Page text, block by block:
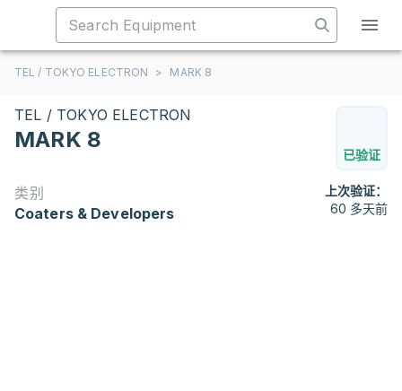
TEL / TOKYO ELECTRON > MARK 8
TEL / TOKYO ELECTRON
MARK 8
已验证
类别
Coaters & Developers
上次验证：
60 多天前